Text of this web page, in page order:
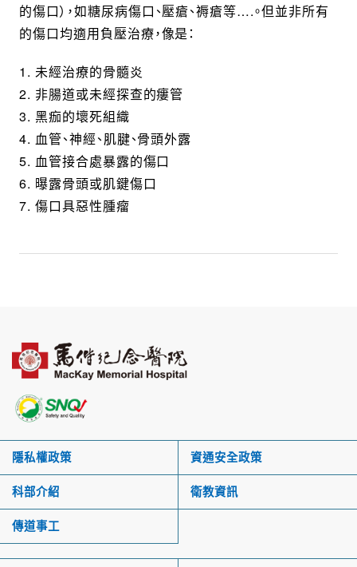
的傷口），如糖尿病傷口、壓瘡、褥瘡等….。但並非所有
的傷口均適用負壓治療，像是：
1. 未經治療的骨髓炎
2. 非腸道或未經探查的瘻管
3. 黑痂的壞死組織
4. 血管、神經、肌腱、骨頭外露
5. 血管接合處暴露的傷口
6. 曝露骨頭或肌鍵傷口
7. 傷口具惡性腫瘤
隱私權政策 資通安全政策
科部介紹 衛教資訊
傳道事工